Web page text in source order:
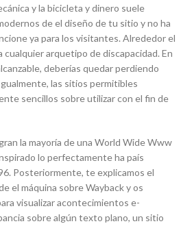
y la bicicleta y dinero suele
de el diseño de tu sitio y no ha
ya para los visitantes. Alrededor el
cualquier arquetipo de discapacidad. En
deberías quedar perdiendo
las sitios permitibles
sencillos sobre utilizar con el fin de
la mayoría de una World Wide Www
lo perfectamente ha país
Posteriormente, te explicamos el
el máquina sobre Wayback y os
visualizar acontecimientos e-
sobre algún texto plano, un sitio